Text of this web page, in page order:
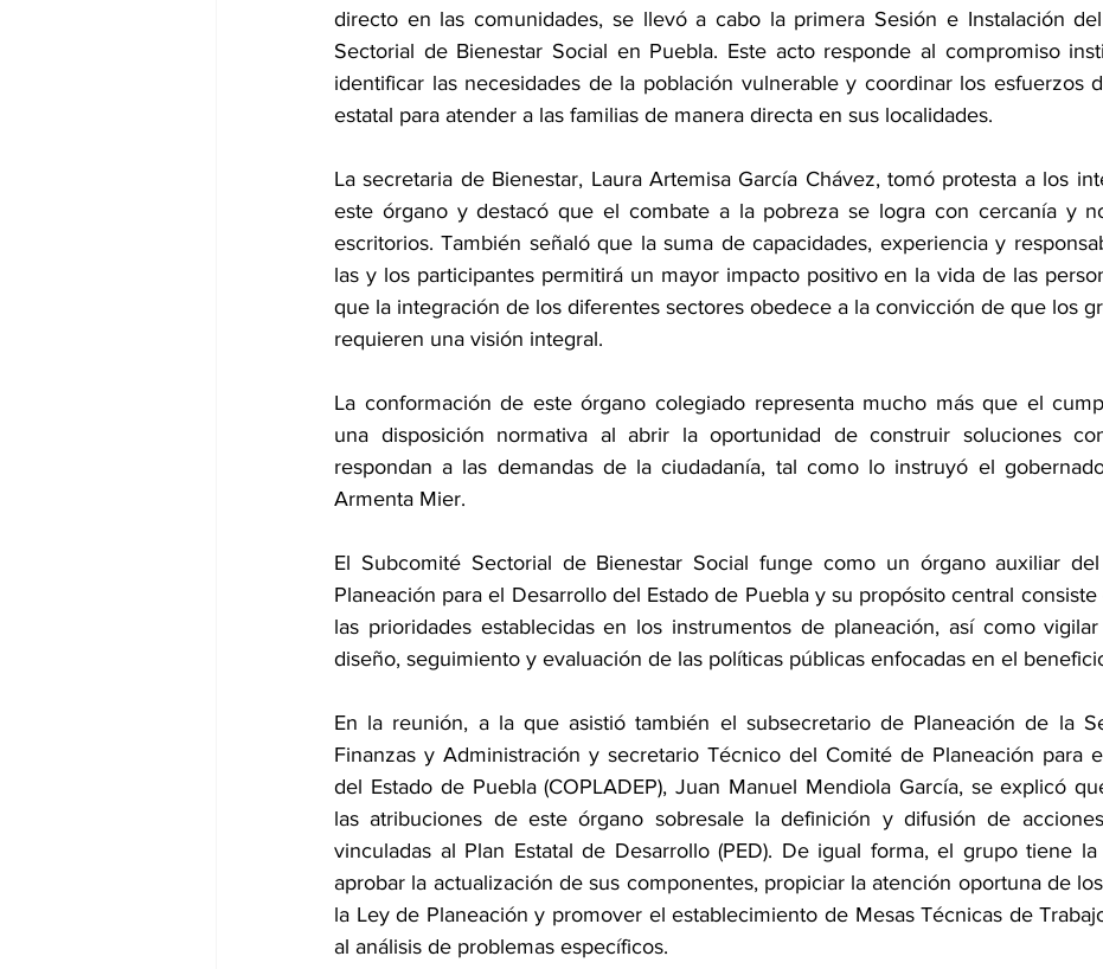
directo en las comunidades, se llevó a cabo la primera Sesión e Instalación
Sectorial de Bienestar Social en Puebla. Este acto responde al compromiso
identificar las necesidades de la población vulnerable y coordinar los esfuerzos
estatal para atender a las familias de manera directa en sus localidades.
La secretaria de Bienestar, Laura Artemisa García Chávez, tomó protesta a los
este órgano y destacó que el combate a la pobreza se logra con cercanía y
escritorios. También señaló que la suma de capacidades, experiencia y
las y los participantes permitirá un mayor impacto positivo en la vida de las
que la integración de los diferentes sectores obedece a la convicción de que los
requieren una visión integral.
La conformación de este órgano colegiado representa mucho más que el
una disposición normativa al abrir la oportunidad de construir soluciones
respondan a las demandas de la ciudadanía, tal como lo instruyó el
Armenta Mier.
El Subcomité Sectorial de Bienestar Social funge como un órgano auxiliar
Planeación para el Desarrollo del Estado de Puebla y su propósito central
las prioridades establecidas en los instrumentos de planeación, así como
diseño, seguimiento y evaluación de las políticas públicas enfocadas en el
En la reunión, a la que asistió también el subsecretario de Planeación de la
Finanzas y Administración y secretario Técnico del Comité de Planeación para
del Estado de Puebla (COPLADEP), Juan Manuel Mendiola García, se explicó
las atribuciones de este órgano sobresale la definición y difusión de
vinculadas al Plan Estatal de Desarrollo (PED). De igual forma, el grupo tiene
aprobar la actualización de sus componentes, propiciar la atención oportuna de
la Ley de Planeación y promover el establecimiento de Mesas Técnicas de
al análisis de problemas específicos.